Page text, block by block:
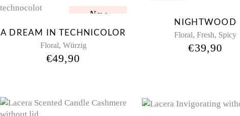
New
A DREAM IN TECHNICOLOR
Floral, Würzig
€49,90
NIGHTWOOD
Floral,Fresh, Spicy
€39,90